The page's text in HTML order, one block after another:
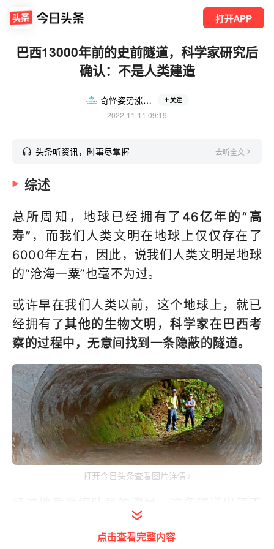
打开APP
巴西13000年前的史前隧道，科学家研究后
确认：不是人类建造
奇怪姿势涨知识 关注
2022-11-11 09:19
头条听资讯，时事尽掌握 去听全文
综述
总所周知，地球已经拥有了 46亿年的“高
寿” ，而我们人类文明在地球上仅仅存在了
6000年左右，因此，说我们人类文明是地球
的“沧海一粟”也毫不为过。
或许早在我们人类以前，这个地球上，就已
经拥有了其他的生物文明 ，科学家在巴西考
察的过程中，无意间找到一条隐蔽的隧道。
打开今日头条查看图片详情
13000万年，长约600多米，高度有4米，而
且里面的环境较为宽敞，墙壁也比较光滑，
点击查看完整内容